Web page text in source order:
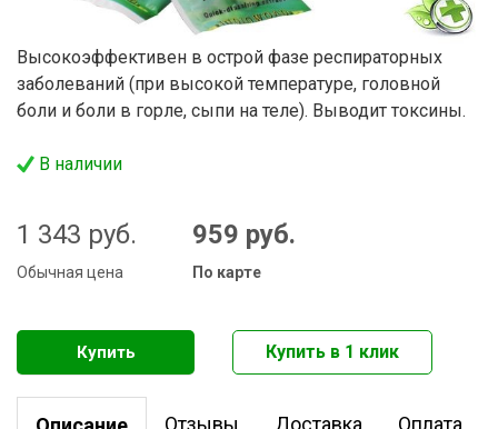
Высокоэффективен в острой фазе респираторных
заболеваний (при высокой температуре, головной
боли и боли в горле, сыпи на теле). Выводит токсины.
В наличии
1 343 руб.
Обычная цена
959 руб.
По карте
Отзывы Доставка Оплата